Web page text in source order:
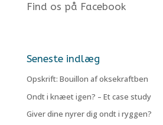
Find os på Facebook
Seneste indlæg
Opskrift: Bouillon af oksekraftben
Ondt i knæet igen? – Et case study
Giver dine nyrer dig ondt i ryggen?